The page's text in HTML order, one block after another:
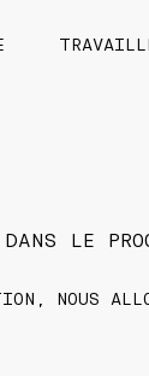
LE
NOUS